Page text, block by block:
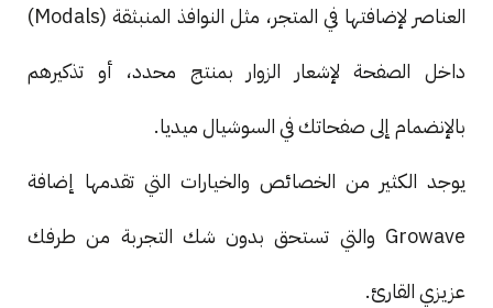
العناصر لإضافتها في المتجر، مثل النوافذ المنبثقة (Modals)
داخل الصفحة لإشعار الزوار بمنتج محدد، أو تذكيرهم
بالإنضمام إلى صفحاتك في السوشيال ميديا.
يوجد الكثير من الخصائص والخيارات التي تقدمها إضافة
Growave والتي تستحق بدون شك التجربة من طرفك
عزيزي القارئ.